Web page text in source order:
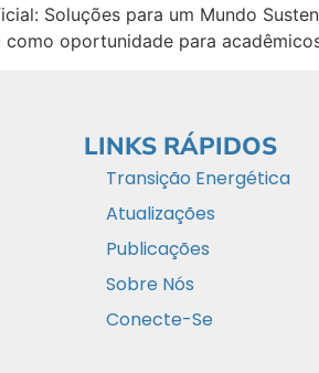
Soluções para um Mundo
oportunidade para
LINKS RÁPIDOS
Transição Energética
Atualizações
Publicações
Sobre Nós
Conecte-Se